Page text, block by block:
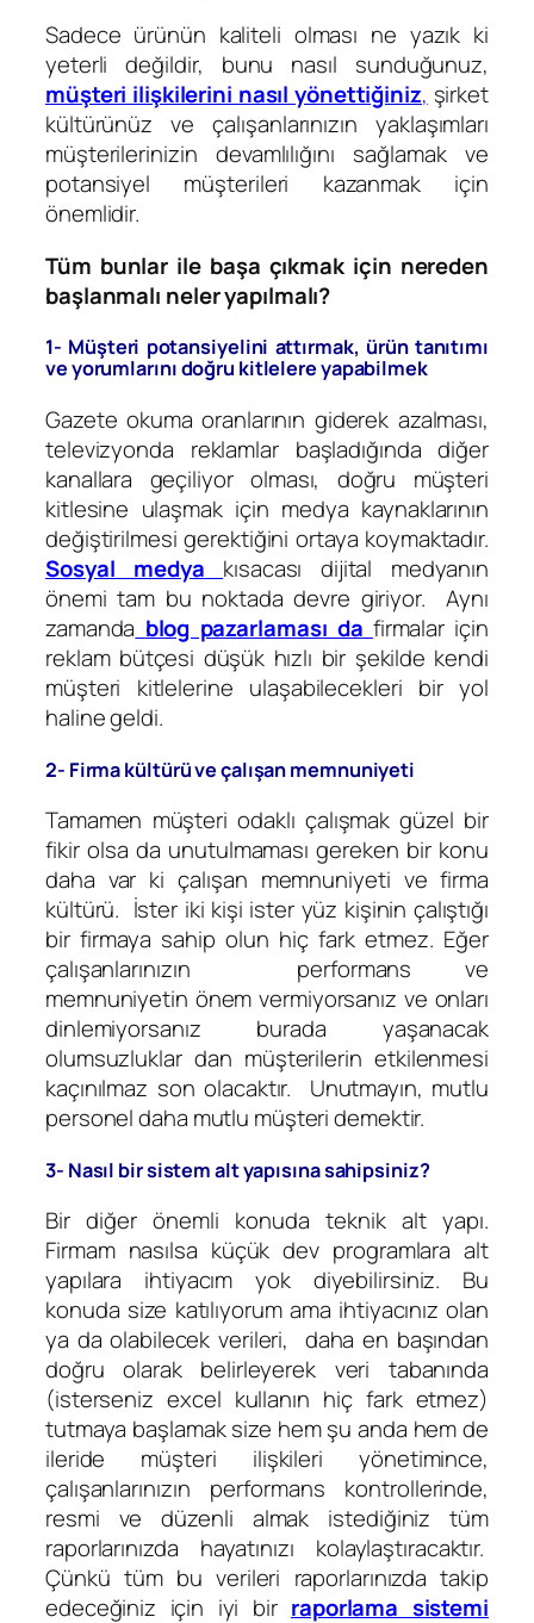
Sadece ürünün kaliteli olması ne yazık ki
yeterli değildir, bunu nasıl sunduğunuz,
müşteri ilişkilerini nasıl yönettiğiniz, şirket
kültürünüz ve çalışanlarınızın yaklaşımları
müşterilerinizin devamlılığını sağlamak ve
potansiyel müşterileri kazanmak için
önemlidir.
Tüm bunlar ile başa çıkmak için nereden
başlanmalı neler yapılmalı?
1- Müşteri potansiyelini attırmak, ürün tanıtımı
ve yorumlarını doğru kitlelere yapabilmek
Gazete okuma oranlarının giderek azalması,
televizyonda reklamlar başladığında diğer
kanallara geçiliyor olması, doğru müşteri
kitlesine ulaşmak için medya kaynaklarının
değiştirilmesi gerektiğini ortaya koymaktadır.
Sosyal medya
kısacası dijital medyanın
önemi tam bu noktada devre giriyor. Aynı
zamanda blog pazarlaması da firmalar için
reklam bütçesi düşük hızlı bir şekilde kendi
müşteri kitlelerine ulaşabilecekleri bir yol
haline geldi.
2- Firma kültürü ve çalışan memnuniyeti
Tamamen müşteri odaklı çalışmak güzel bir
fikir olsa da unutulmaması gereken bir konu
daha var ki çalışan memnuniyeti ve firma
kültürü. İster iki kişi ister yüz kişinin çalıştığı
bir firmaya sahip olun hiç fark etmez. Eğer
çalışanlarınızın performans ve
memnuniyetin önem vermiyorsanız ve onları
dinlemiyorsanız burada yaşanacak
olumsuzluklar dan müşterilerin etkilenmesi
kaçınılmaz son olacaktır. Unutmayın, mutlu
personel daha mutlu müşteri demektir.
3- Nasıl bir sistem alt yapısına sahipsiniz?
Bir diğer önemli konuda teknik alt yapı.
Firmam nasılsa küçük dev programlara alt
yapılara ihtiyacım yok diyebilirsiniz. Bu
konuda size katılıyorum ama ihtiyacınız olan
ya da olabilecek verileri, daha en başından
doğru olarak belirleyerek veri tabanında
(isterseniz excel kullanın hiç fark etmez)
tutmaya başlamak size hem şu anda hem de
ileride müşteri ilişkileri yönetimince,
çalışanlarınızın performans kontrollerinde,
resmi ve düzenli almak istediğiniz tüm
raporlarınızda hayatınızı kolaylaştıracaktır.
Çünkü tüm bu verileri raporlarınızda takip
edeceğiniz için iyi bir raporlama sistemi